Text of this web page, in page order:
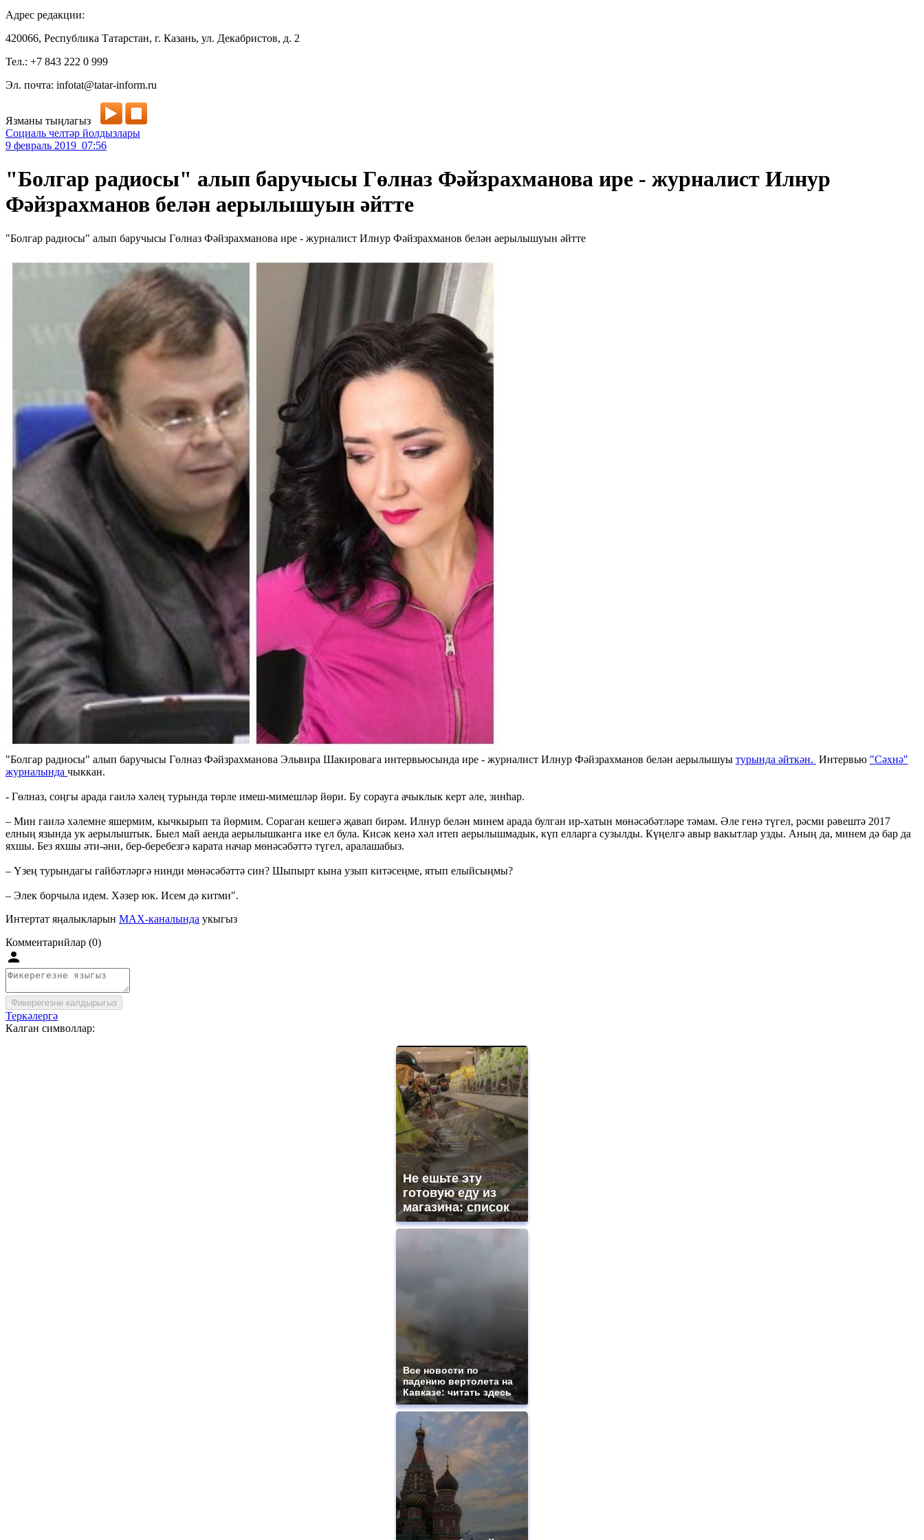
Адрес редакции:
420066, Республика Татарстан, г. Казань, ул. Декабристов, д. 2
Тел.: +7 843 222 0 999
Эл. почта: infotat@tatar-inform.ru
Язманы тыңлагыз
Социаль челтәр йолдызлары
9 февраль 2019 07:56
"Болгар радиосы" алып баручысы Гөлназ Фәйзрахманова ире - журналист Илнур
Фәйзрахманов белән аерылышуын әйтте
"Болгар радиосы" алып баручысы Гөлназ Фәйзрахманова ире - журналист Илнур Фәйзрахманов белән аерылышуын әйтте
"Болгар радиосы" алып баручысы Гөлназ Фәйзрахманова Эльвира Шакировага интервьюсында ире - журналист Илнур Фәйзрахманов белән аерылышуы турында әйткән. Интервью "Сәхнә"
журналында чыккан.
- Гөлназ, соңгы арада гаилә хәлең турында төрле имеш-мимешләр йөри. Бу сорауга ачыклык керт әле, зинһар.
– Мин гаилә хәлемне яшермим, кычкырып та йөрмим. Сораган кешегә җавап бирәм. Илнур белән минем арада булган ир-хатын мөнәсәбәтләре тәмам. Әле генә түгел, рәсми рәвештә 2017
елның язында ук аерылыштык. Быел май аенда аерылышканга ике ел була. Кисәк кенә хәл итеп аерылышмадык, күп елларга сузылды. Күңелгә авыр вакытлар узды. Аның да, минем дә бар да
яхшы. Без яхшы әти-әни, бер-беребезгә карата начар мөнәсәбәттә түгел, аралашабыз.
– Үзең турындагы гайбәтләргә нинди мөнәсәбәттә син? Шыпырт кына узып китәсеңме, ятып елыйсыңмы?
– Элек борчыла идем. Хәзер юк. Исем дә китми".
Интертат яңалыкларын MAX-каналында укыгыз
Комментарийлар (0)
Фикерегезне калдырыгыз
Теркәлергә
Калган символлар:
Не ешьте эту
готовую еду из
магазина: список
Все новости по
падению вертолета на
Кавказе: читать здесь